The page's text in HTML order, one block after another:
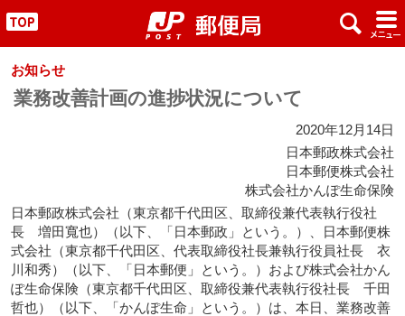
" x #
お知らせ
業務改善計画の進捗状況について
2020年12月14日
日本郵政株式会社
日本郵便株式会社
株式会社かんぽ生命保険
日本郵政株式会社（東京都千代田区、取締役兼代表執行役社
長 増田寬也）（以下、「日本郵政」という。）、日本郵便株
式会社（東京都千代田区、代表取締役社長兼執行役員社長 衣
川和秀）（以下、「日本郵便」という。）および株式会社かん
ぽ生命保険（東京都千代田区、取締役兼代表執行役社長 千田
哲也）（以下、「かんぽ生命」という。）は、本日、業務改善